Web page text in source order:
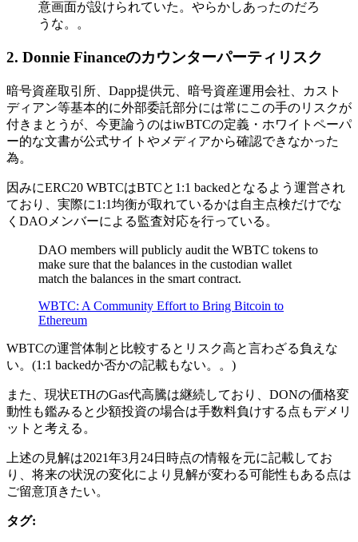
意画面が設けられていた。やらかしあったのだろ
うな。。
2. Donnie Financeのカウンターパーティリスク
暗号資産取引所、Dapp提供元、暗号資産運用会社、カスト
ディアン等基本的に外部委託部分には常にこの手のリスクが
付きまとうが、今更論うのはiwBTCの定義・ホワイトペーパ
ー的な文書が公式サイトやメディアから確認できなかった
為。
因みにERC20 WBTCはBTCと1:1 backedとなるよう運営され
ており、実際に1:1均衡が取れているかは自主点検だけでな
くDAOメンバーによる監査対応を行っている。
DAO members will publicly audit the WBTC tokens to
make sure that the balances in the custodian wallet
match the balances in the smart contract.
WBTC: A Community Effort to Bring Bitcoin to
Ethereum
WBTCの運営体制と比較するとリスク高と言わざる負えな
い。(1:1 backedか否かの記載もない。。)
また、現状ETHのGas代高騰は継続しており、DONの価格変
動性も鑑みると少額投資の場合は手数料負けする点もデメリ
ットと考える。
上述の見解は2021年3月24日時点の情報を元に記載してお
り、将来の状況の変化により見解が変わる可能性もある点は
ご留意頂きたい。
タグ: